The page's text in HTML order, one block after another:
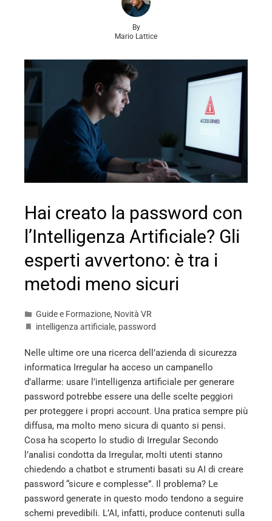
By
Mario Lattice
Hai creato la password con
l’Intelligenza Artificiale? Gli
esperti avvertono: è tra i
metodi meno sicuri
Guide e Formazione, Novità VR
intelligenza artificiale, password
Nelle ultime ore una ricerca dell’azienda di sicurezza
informatica Irregular ha acceso un campanello
d’allarme: usare l’intelligenza artificiale per generare
password potrebbe essere una delle scelte peggiori
per proteggere i propri account. Una pratica sempre più
diffusa, ma molto meno sicura di quanto si pensi.
Cosa ha scoperto lo studio di Irregular Secondo
l’analisi condotta da Irregular, molti utenti stanno
chiedendo a chatbot e strumenti basati su AI di creare
password “sicure e complesse”. Il problema? Le
password generate in questo modo tendono a seguire
schemi prevedibili. L’AI, infatti, produce contenuti sulla